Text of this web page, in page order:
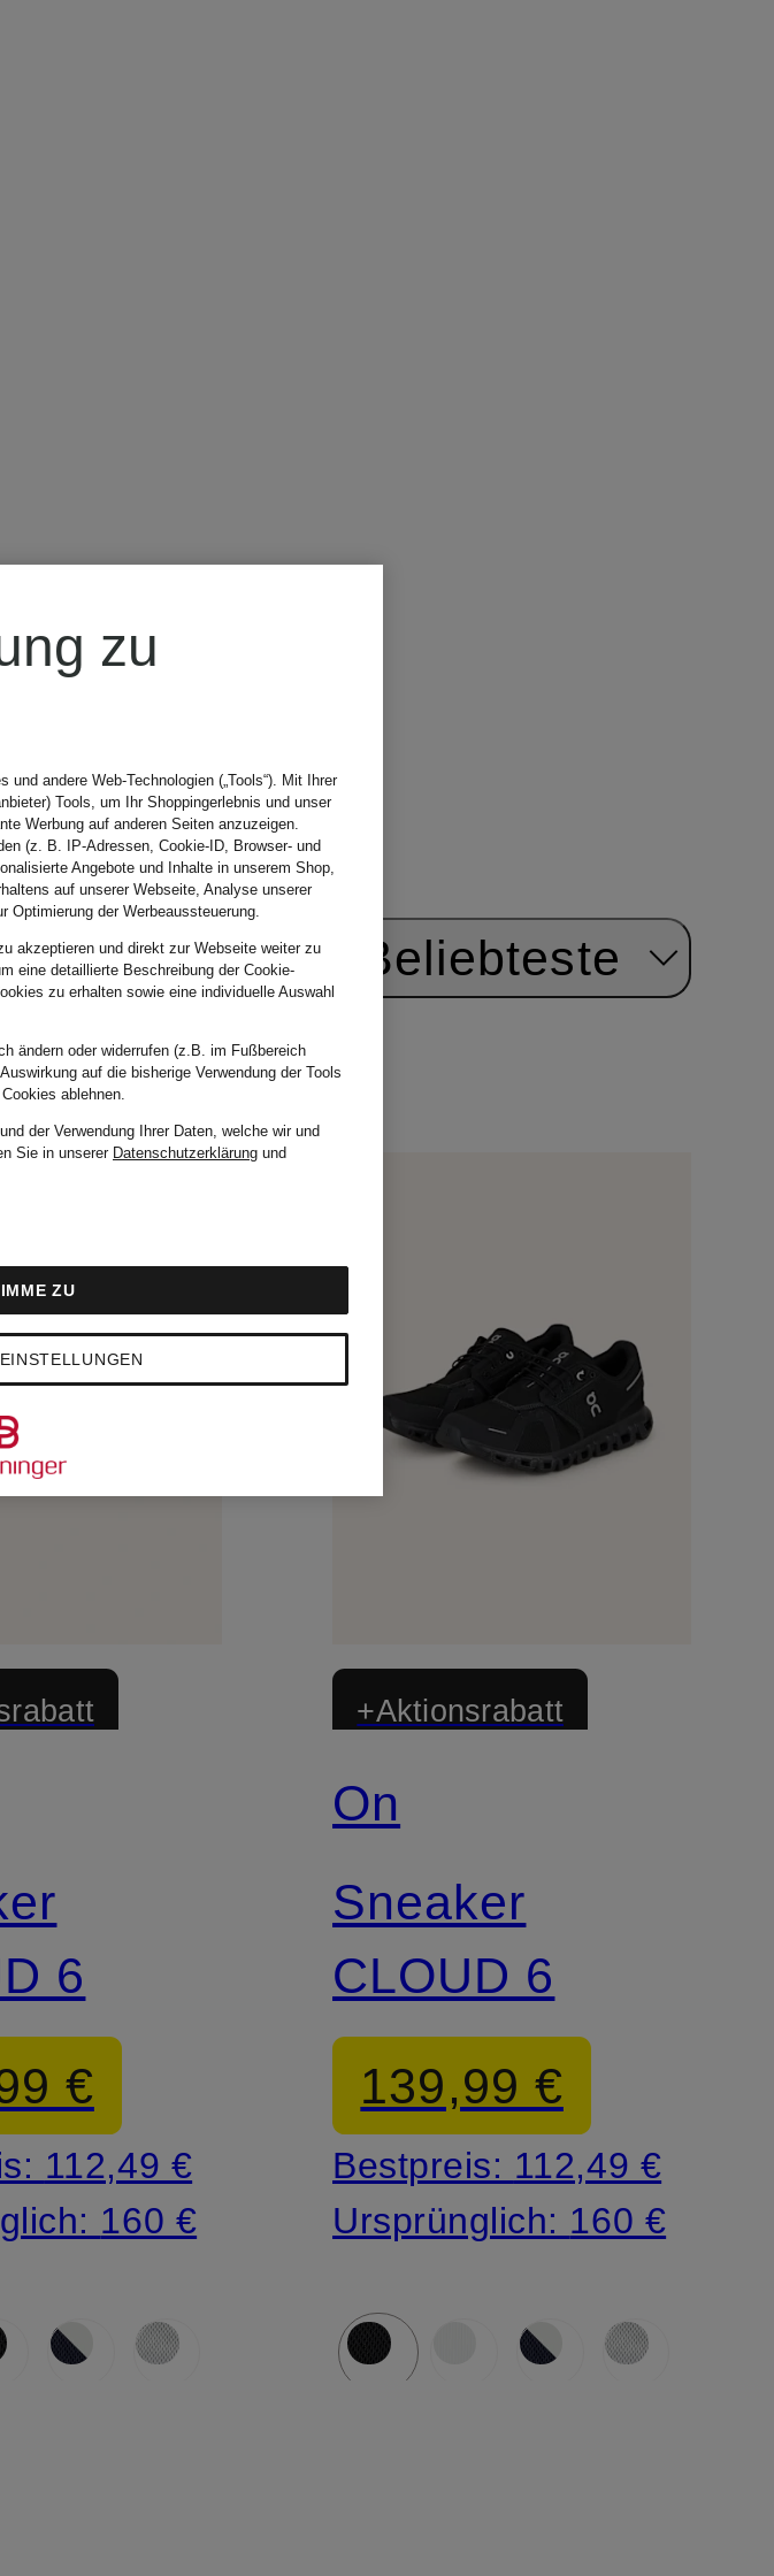
nach: Beliebteste
6
€
112,49 €
160 €
+Aktionsrabatt
On
Sneaker
CLOUD 6
139,99 €
Bestpreis: 112,49 €
Ursprünglich: 160 €
zu
andere Web-Technologien („Tools“). Mit Ihrer
Tools, um Ihr Shoppingerlebnis und unser
Werbung auf anderen Seiten anzuzeigen.
(z. B. IP-Adressen, Cookie-ID, Browser- und
Angebote und Inhalte in unserem Shop,
auf unserer Webseite, Analyse unserer
Optimierung der Werbeaussteuerung.
akzeptieren und direkt zur Webseite weiter zu
eine detaillierte Beschreibung der Cookie-
zu erhalten sowie eine individuelle Auswahl
ändern oder widerrufen (z.B. im Fußbereich
auf die bisherige Verwendung der Tools
ablehnen.
der Verwendung Ihrer Daten, welche wir und
Sie in unserer Datenschutzerklärung und
ZU